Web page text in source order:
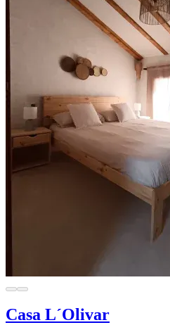
Casa L´Olivar